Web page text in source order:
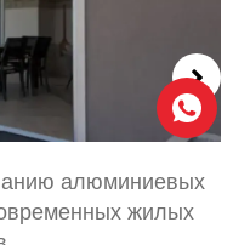
для спальни и